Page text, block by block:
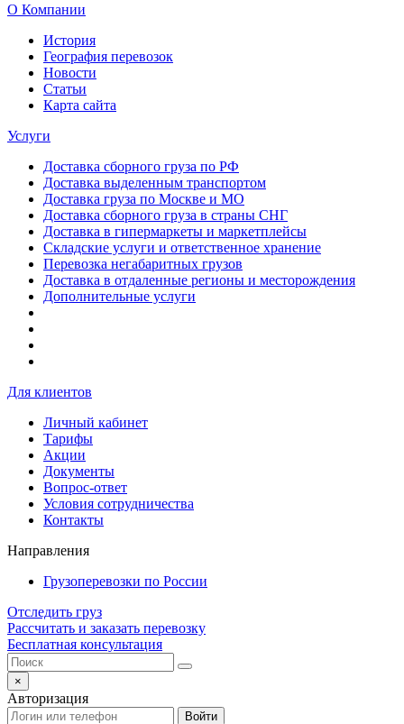
О Компании
История
География перевозок
Новости
Статьи
Карта сайта
Услуги
Доставка сборного груза по РФ
Доставка выделенным транспортом
Доставка груза по Москве и МО
Доставка сборного груза в страны СНГ
Доставка в гипермаркеты и маркетплейсы
Складские услуги и ответственное хранение
Перевозка негабаритных грузов
Доставка в отдаленные регионы и месторождения
Дополнительные услуги
Для клиентов
Личный кабинет
Тарифы
Акции
Документы
Вопрос-ответ
Условия сотрудничества
Контакты
Направления
Грузоперевозки по России
Отследить груз
Рассчитать и заказать перевозку
Бесплатная консультация
×
Авторизация
Войти